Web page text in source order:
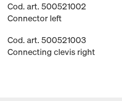
Cod. art. 500521002
Connector left
Cod. art. 500521003
Connecting clevis right